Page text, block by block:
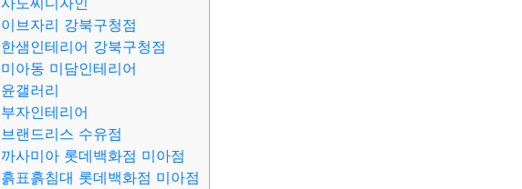
이브자리 강북구청점
한샘인테리어 강북구청점
미아동 미담인테리어
윤갤러리
부자인테리어
브랜드리스 수유점
까사미아 롯데백화점 미아점
흙표흙침대 롯데백화점 미아점